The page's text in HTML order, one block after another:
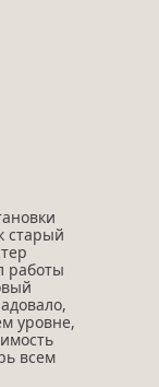
старый
работы
уровне,
всем